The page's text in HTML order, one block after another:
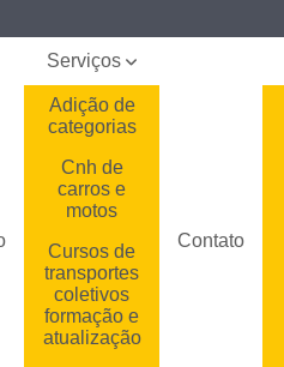
Serviços
Adição de
categorias
Cnh de
carros e
motos
Cursos de
transportes
coletivos
formação e
atualização
Contato